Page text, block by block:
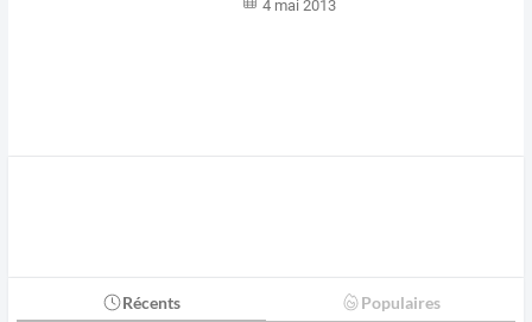
4 mai 2013
Récents Populaires